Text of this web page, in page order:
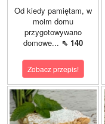
Od kiedy pamiętam, w
moim domu
przygotowywano
domowe... ⇖ 140
Zobacz przepis!